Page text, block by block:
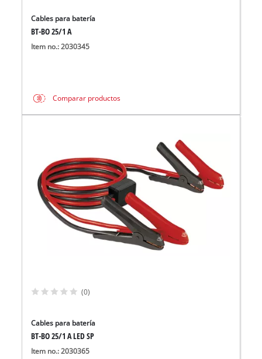
Cables para batería
BT-BO 25/1 A
Item no.: 2030345
Comparar productos
(0)
Cables para batería
BT-BO 25/1 A LED SP
Item no.: 2030365